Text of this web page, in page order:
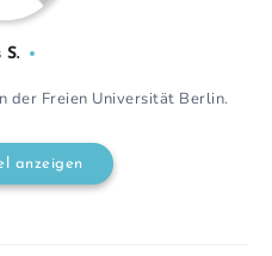
S.
der Freien Universität Berlin.
anzeigen